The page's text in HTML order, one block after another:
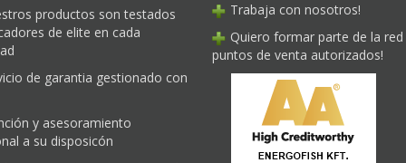
productos son testados
de elite en cada
de garantia gestionado con
y asesoramiento
a su disposicón
Trabaja con nosotros!
Quiero formar parte de la red
puntos de venta autorizados!